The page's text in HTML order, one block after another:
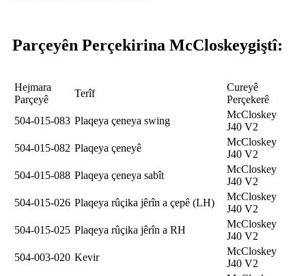
Parçeyên Perçekirina McCloskeygiştî:
Hejmara
Parçeyê
Terîf
Cureyê
Perçekerê
504-015-083 Plaqeya çeneya swing
McCloskey
J40 V2
504-015-082 Plaqeya çeneyê
McCloskey
J40 V2
504-015-088 Plaqeya çeneya sabît
McCloskey
J40 V2
504-015-026 Plaqeya rûçika jêrîn a çepê (LH)
McCloskey
J40 V2
504-015-025 Plaqeya rûçika jêrîn a RH
McCloskey
J40 V2
504-003-020 Kevir
McCloskey
J40 V2